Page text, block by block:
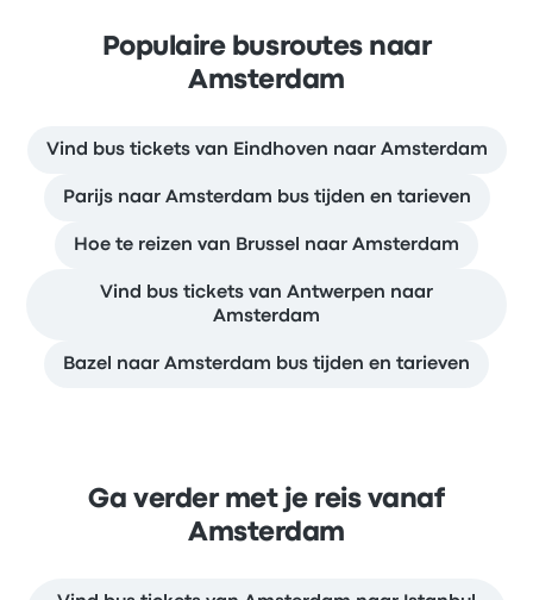
Populaire busroutes naar
Amsterdam
Vind bus tickets van Eindhoven naar Amsterdam
Parijs naar Amsterdam bus tijden en tarieven
Hoe te reizen van Brussel naar Amsterdam
Vind bus tickets van Antwerpen naar
Amsterdam
Bazel naar Amsterdam bus tijden en tarieven
Ga verder met je reis vanaf
Amsterdam